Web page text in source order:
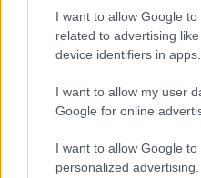
I want to allow Google
related to advertising
device identifiers in apps.
I want to allow my user
Google for online
I want to allow Google to
personalized advertising.
Nem az
épület